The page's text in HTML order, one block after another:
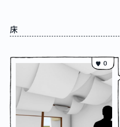
床
0